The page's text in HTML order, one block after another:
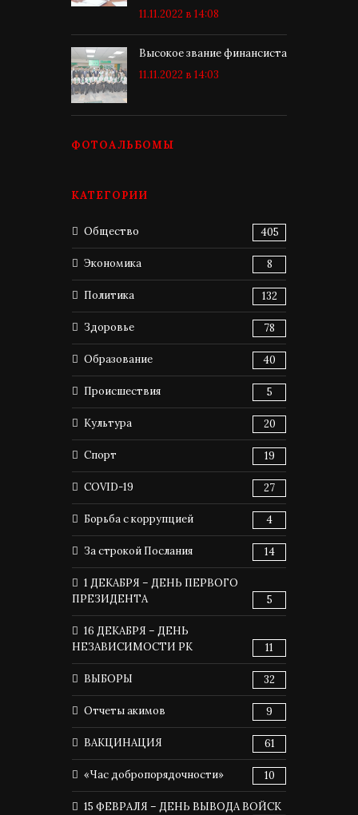
11.11.2022 в 14:08
Высокое звание финансиста
11.11.2022 в 14:03
ФОТОАЛЬБОМЫ
КАТЕГОРИИ
Общество 405
Экономика 8
Политика 132
Здоровье 78
Образование 40
Происшествия 5
Культура 20
Спорт 19
COVID-19 27
Борьба с коррупцией 4
За строкой Послания 14
1 ДЕКАБРЯ – ДЕНЬ ПЕРВОГО
ПРЕЗИДЕНТА
5
16 ДЕКАБРЯ – ДЕНЬ
НЕЗАВИСИМОСТИ РК
11
ВЫБОРЫ 32
Отчеты акимов 9
ВАКЦИНАЦИЯ 61
«Час добропорядочности» 10
15 ФЕВРАЛЯ – ДЕНЬ ВЫВОДА ВОЙСК